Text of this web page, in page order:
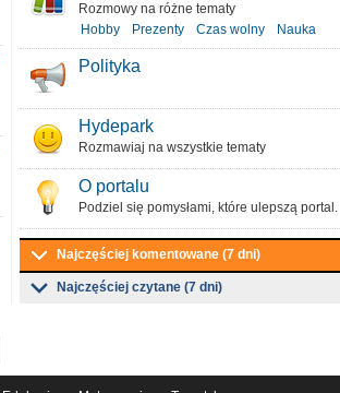
Rozmowy na różne tematy
Hobby
Prezenty Czas wolny Nauka
Polityka
Hydepark
Rozmawiaj na wszystkie tematy
O portalu
Podziel się pomysłami, które ulepszą portal.
Najczęściej komentowane (7 dni)
Najczęściej czytane (7 dni)